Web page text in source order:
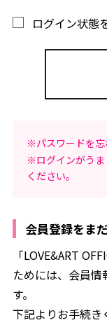
ログイン状態
※パスワードを忘
※ログインがう
ください。
会員登録をま
「LOVE&ART
ためには、会員
す。
下記よりお手続き